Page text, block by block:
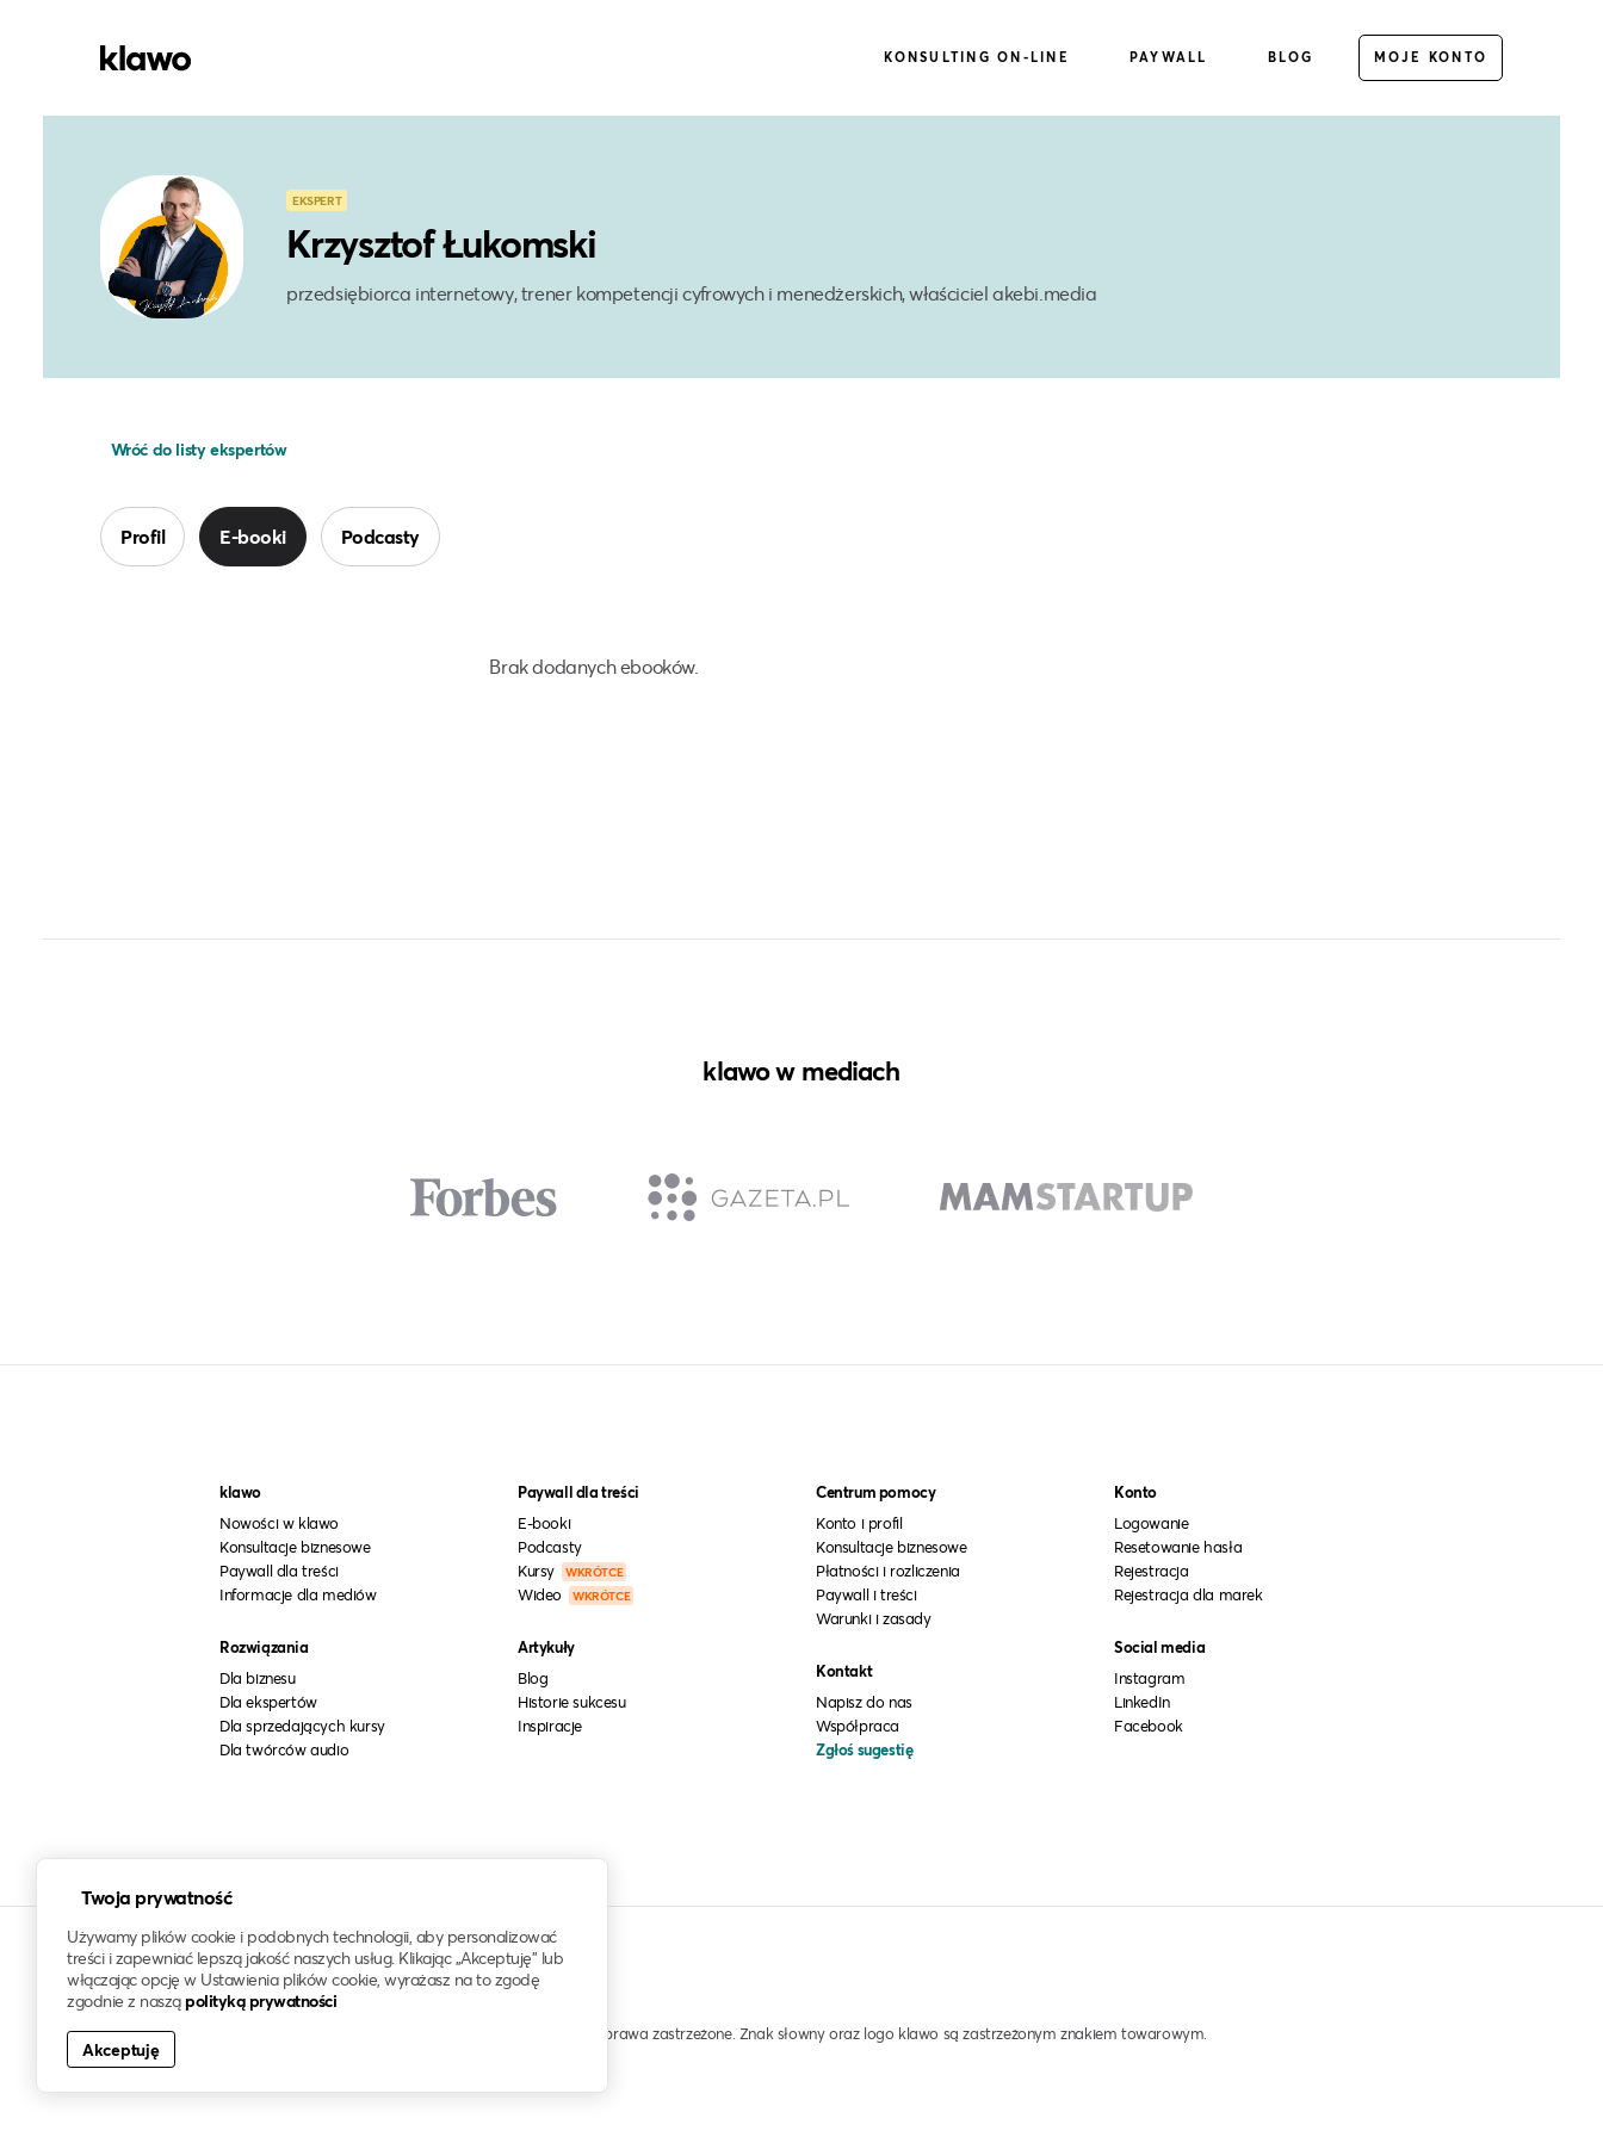
Twoja prywatność
Używamy plików cookie i podobnych technologii, aby personalizować
treści i zapewniać lepszą jakość naszych usług. Klikając „Akceptuję” lub
włączając opcję w Ustawienia plików cookie, wyrażasz na to zgodę
zgodnie z nasząpolityką prywatności
Akceptuję
KONSULTING ON-LINE PAYWALL BLOG MOJE KONTO
EKSPERT
Krzysztof Łukomski
przedsiębiorca internetowy, trener kompetencji cyfrowych i menedżerskich, właściciel akebi.media
Wróć do listy ekspertów
Profil E-booki Podcasty
Brak dodanych ebooków.
klawo w mediach
klawo
Nowości w klawo
Konsultacje biznesowe
Paywall dla treści
Informacje dla mediów
Rozwiązania
Dla biznesu
Dla ekspertów
Dla sprzedających kursy
Dla twórców audio
Paywall dla treści
E-booki
Podcasty
Kursy
WKRÓTCE
Wideo WKRÓTCE
Artykuły
Blog
Historie sukcesu
Inspiracje
Centrum pomocy
Konto i profil
Konsultacje biznesowe
Płatności i rozliczenia
Paywall i treści
Warunki i zasady
Kontakt
Napisz do nas
Współpraca
Zgłoś sugestię
Konto
Logowanie
Resetowanie hasła
Rejestracja
Rejestracja dla marek
Social media
Instagram
LinkedIn
Facebook
© 2021-2026 klawo®. Wszelkie prawa zastrzeżone. Znak słowny oraz logo klawo są zastrzeżonym znakiem towarowym.